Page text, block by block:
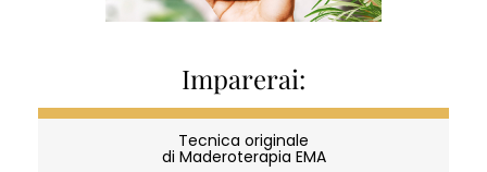
certificato. Se desideri progredire e costruire una carriera,
Imparerai:
Tecnica originale
di Maderoterapia EMA